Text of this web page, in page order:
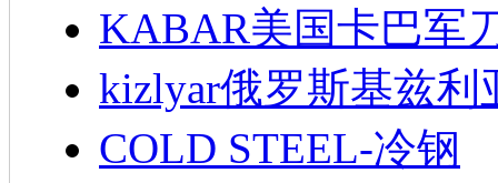
KABAR美国卡巴军
kizlyar俄罗斯基兹利
COLD STEEL-冷钢